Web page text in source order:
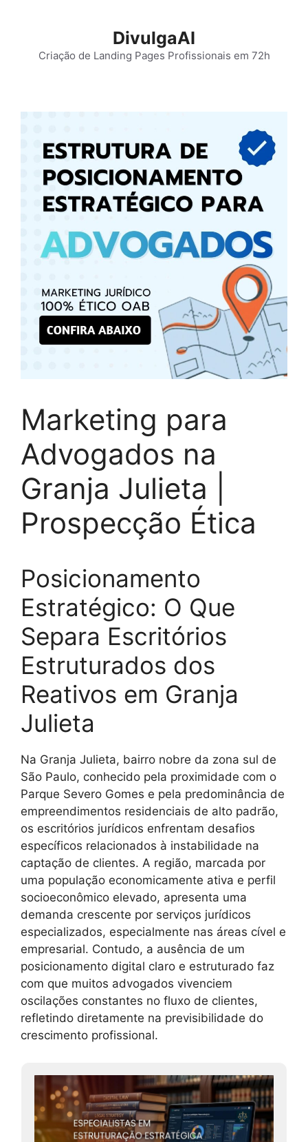
conteúdo
DivulgaAI
Criação de Landing Pages Profissionais em 72h
Marketing para
Advogados na
Granja Julieta |
Prospecção Ética
Posicionamento
Estratégico: O Que
Separa Escritórios
Estruturados dos
Reativos em Granja
Julieta
Na Granja Julieta, bairro nobre da zona sul de
São Paulo, conhecido pela proximidade com o
Parque Severo Gomes e pela predominância de
empreendimentos residenciais de alto padrão,
os escritórios jurídicos enfrentam desafios
específicos relacionados à instabilidade na
captação de clientes. A região, marcada por
uma população economicamente ativa e perfil
socioeconômico elevado, apresenta uma
demanda crescente por serviços jurídicos
especializados, especialmente nas áreas cível e
empresarial. Contudo, a ausência de um
posicionamento digital claro e estruturado faz
com que muitos advogados vivenciem
oscilações constantes no fluxo de clientes,
refletindo diretamente na previsibilidade do
crescimento profissional.